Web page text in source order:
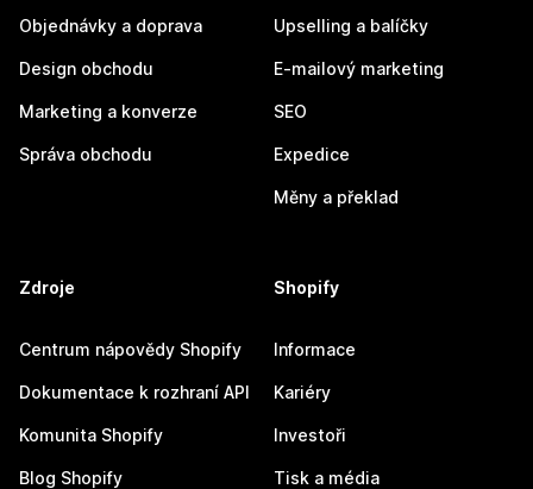
Objednávky a doprava
Design obchodu
Marketing a konverze
Správa obchodu
Upselling a balíčky
E-mailový marketing
SEO
Expedice
Měny a překlad
Zdroje
Centrum nápovědy Shopify
Dokumentace k rozhraní API
Komunita Shopify
Blog Shopify
Shopify
Informace
Kariéry
Investoři
Tisk a média